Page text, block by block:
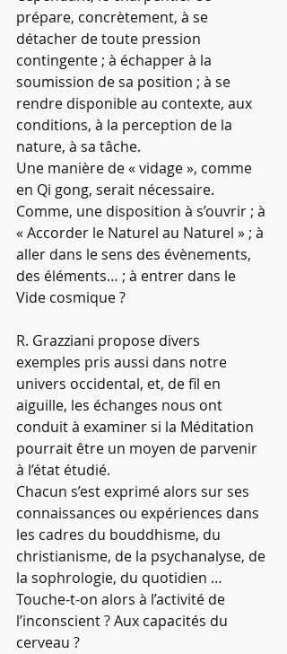
prépare, concrètement, à se
détacher de toute pression
contingente ; à échapper à la
soumission de sa position ; à se
rendre disponible au contexte, aux
conditions, à la perception de la
nature, à sa tâche.
Une manière de « vidage », comme
en Qi gong, serait nécessaire.
Comme, une disposition à s’ouvrir ; à
« Accorder le Naturel au Naturel » ; à
aller dans le sens des évènements,
des éléments… ; à entrer dans le
Vide cosmique ?
R. Grazziani propose divers
exemples pris aussi dans notre
univers occidental, et, de fil en
aiguille, les échanges nous ont
conduit à examiner si la Méditation
pourrait être un moyen de parvenir
à l’état étudié.
Chacun s’est exprimé alors sur ses
connaissances ou expériences dans
les cadres du bouddhisme, du
christianisme, de la psychanalyse, de
la sophrologie, du quotidien …
Touche-t-on alors à l’activité de
l’inconscient ? Aux capacités du
cerveau ?